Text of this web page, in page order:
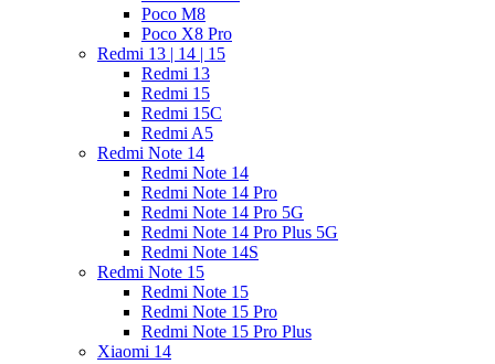
Poco M8
Poco X8 Pro
Redmi 13 | 14 | 15
Redmi 13
Redmi 15
Redmi 15C
Redmi A5
Redmi Note 14
Redmi Note 14
Redmi Note 14 Pro
Redmi Note 14 Pro 5G
Redmi Note 14 Pro Plus 5G
Redmi Note 14S
Redmi Note 15
Redmi Note 15
Redmi Note 15 Pro
Redmi Note 15 Pro Plus
Xiaomi 14